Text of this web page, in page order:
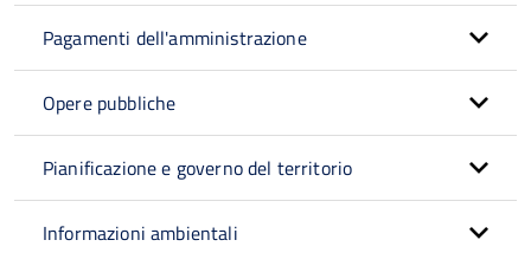
Pagamenti dell'amministrazione
Opere pubbliche
Pianificazione e governo del territorio
Informazioni ambientali